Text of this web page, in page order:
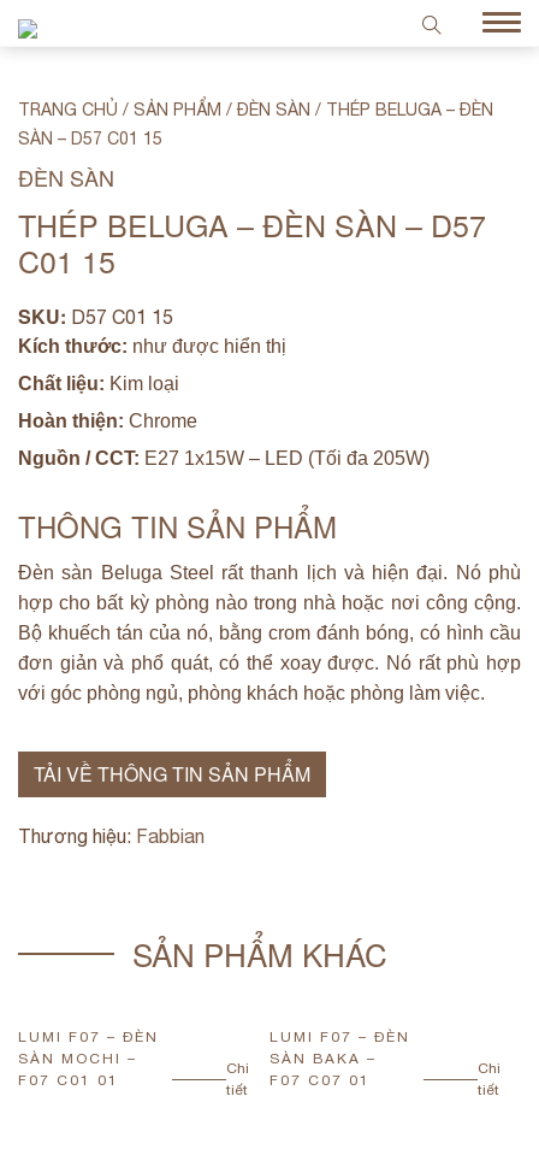
TRANG CHỦ / SẢN PHẨM / ĐÈN SÀN / THÉP BELUGA – ĐÈN
SÀN – D57 C01 15
ĐÈN SÀN
THÉP BELUGA – ĐÈN SÀN – D57
C01 15
SKU: D57 C01 15
Kích thước: như được hiển thị
Chất liệu: Kim loại
Hoàn thiện: Chrome
Nguồn / CCT: E27 1x15W – LED (Tối đa 205W)
THÔNG TIN SẢN PHẨM
Đèn sàn Beluga Steel rất thanh lịch và hiện đại. Nó phù
hợp cho bất kỳ phòng nào trong nhà hoặc nơi công cộng.
Bộ khuếch tán của nó, bằng crom đánh bóng, có hình cầu
đơn giản và phổ quát, có thể xoay được. Nó rất phù hợp
với góc phòng ngủ, phòng khách hoặc phòng làm việc.
TẢI VỀ THÔNG TIN SẢN PHẨM
Thương hiệu: Fabbian
SẢN PHẨM KHÁC
LUMI F07 – ĐÈN
SÀN MOCHI –
F07 C01 01
Chi
tiết
LUMI F07 – ĐÈN
SÀN BAKA –
F07 C07 01
Chi
tiết